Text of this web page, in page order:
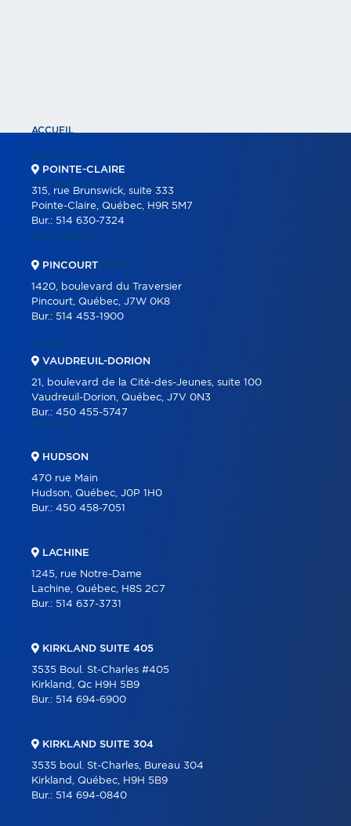
ACCUEIL
PROPRIÉTÉS
COMMERCIAL
BÂTIMENTS COMMERCIAUX
PARTENAIRES
NOS PROGRAMMES
OUTILS IMMOBILIERS
ACHETER
VENDRE
ÉQUIPE
CARRIÈRE
BLOGUE
CONTACT
POINTE-CLAIRE
315, rue Brunswick, suite 333
Pointe-Claire, Québec, H9R 5M7
Bur.: 514 630-7324
PINCOURT
1420, boulevard du Traversier
Pincourt, Québec, J7W 0K8
Bur.:514 453-1900
VAUDREUIL-DORION
21, boulevard de la Cité-des-Jeunes, suite 100
Vaudreuil-Dorion, Québec, J7V 0N3
Bur.: 450 455-5747
HUDSON
470 rue Main
Hudson, Québec, J0P 1H0
Bur.: 450 458-7051
LACHINE
1245, rue Notre-Dame
Lachine, Québec, H8S 2C7
Bur.: 514 637-3731
KIRKLAND SUITE 405
3535 Boul. St-Charles #405
Kirkland, Qc H9H 5B9
Bur.: 514 694-6900
KIRKLAND SUITE 304
3535 boul. St-Charles, Bureau 304
Kirkland, Québec, H9H 5B9
Bur.: 514 694-0840